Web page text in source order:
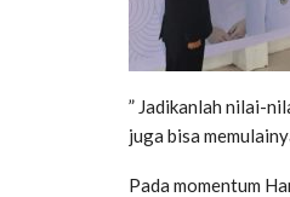
” Jadikanlah nilai-
juga bisa
Pada momentum